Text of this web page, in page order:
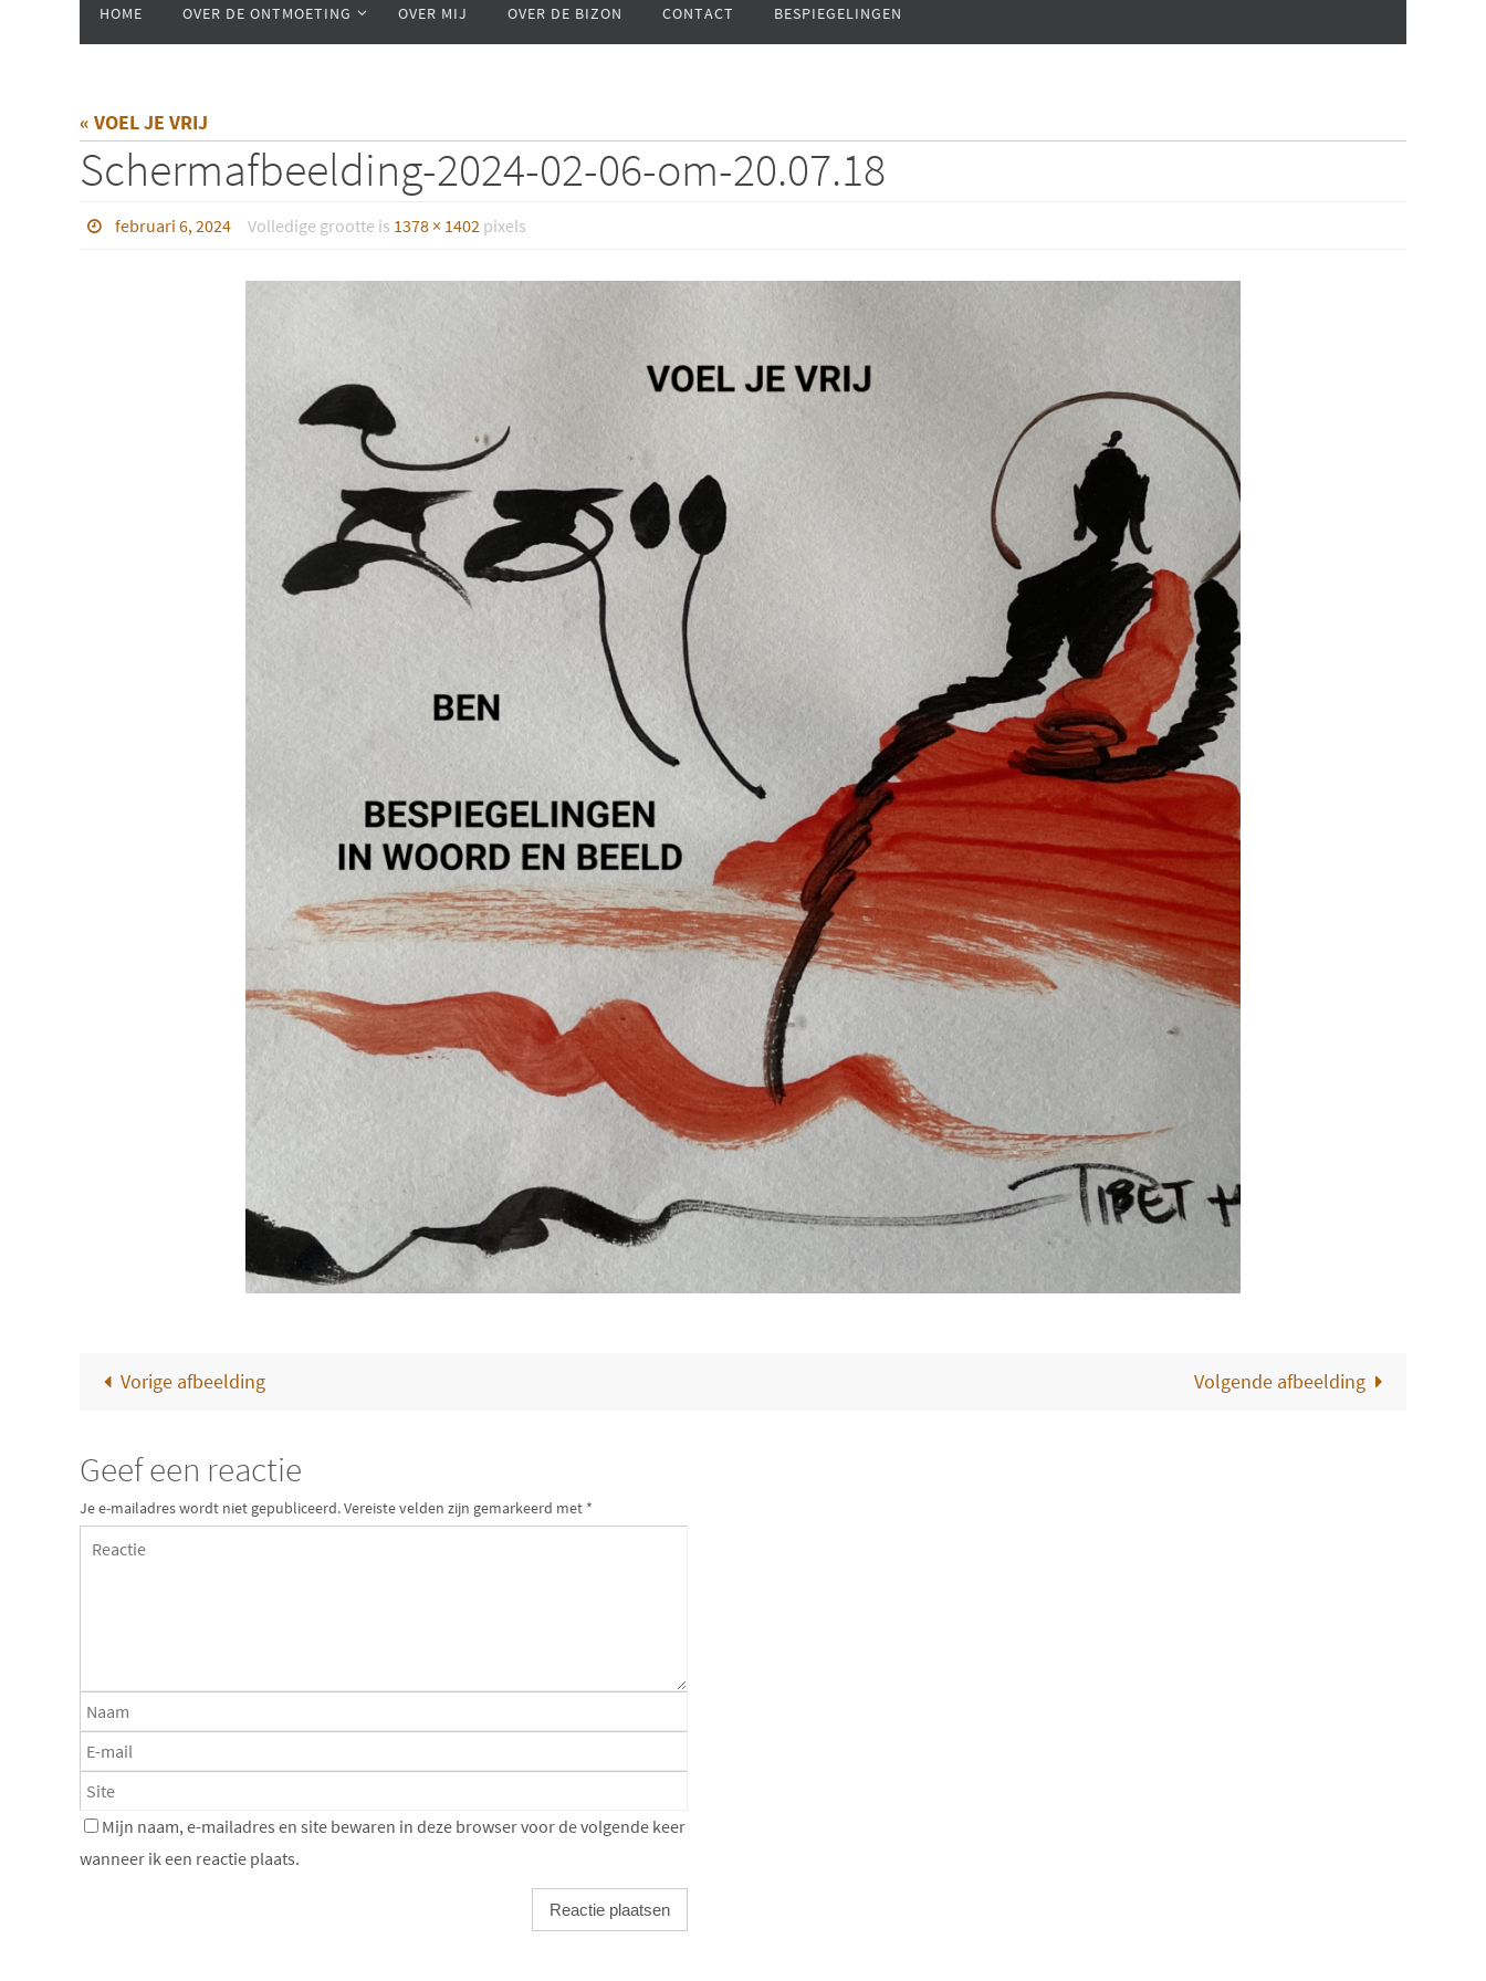
naar
de
HOME OVER DE ONTMOETING OVER MIJ OVER DE BIZON CONTACT BESPIEGELINGEN
« VOEL JE VRIJ
Scherm­afbeelding-2024-02-06-om-20.07.18
februari 6, 2024 Volledige grootte is 1378 × 1402pixels
Vorige afbeelding Volgende afbeelding
Geef een reactie
Je e-mailadres wordt niet gepubliceerd.Vereiste velden zijn gemarkeerd met *
Mijn naam, e-mailadres en site bewaren in deze browser voor de volgende keer
wanneer ik een reactie plaats.